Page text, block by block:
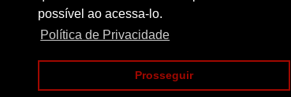
possível ao acessa-lo.
Política de Privacidade
Prosseguir